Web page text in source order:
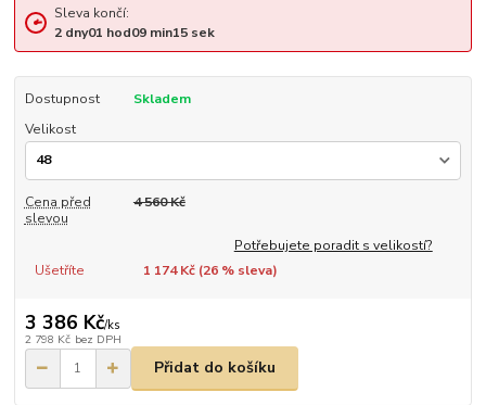
Sleva končí:
2 dny01 hod09min14sek
Dostupnost
Skladem
Velikost
Cena před
slevou
4 560 Kč
Potřebujete poradit s velikostí?
Ušetříte
1 174 Kč (26% sleva)
3 386 Kč/ks
2 798 Kč bez DPH
Přidat do košíku